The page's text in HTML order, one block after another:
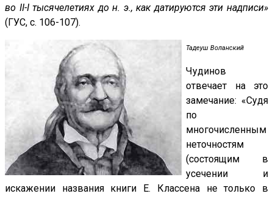
во II-I тысячелетиях до н. э., как датируются эти надписи»
(ГУС, с. 106-107).
Тадеуш Воланский
Чудинов
отвечает на это
замечание: «Судя
по
многочисленным
неточностям
(состоящим в
усечении и
искажении названия книги Е. Классена не только в